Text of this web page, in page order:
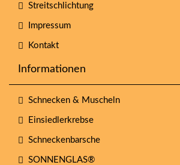
Streitschlichtung
Impressum
Kontakt
Informationen
Schnecken & Muscheln
Einsiedlerkrebse
Schneckenbarsche
SONNENGLAS®